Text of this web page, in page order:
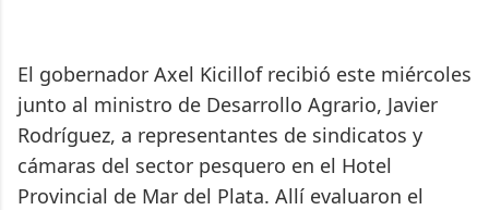
El gobernador Axel Kicillof recibió este miércoles
junto al ministro de Desarrollo Agrario, Javier
Rodríguez, a representantes de sindicatos y
cámaras del sector pesquero en el Hotel
Provincial de Mar del Plata. Allí evaluaron el